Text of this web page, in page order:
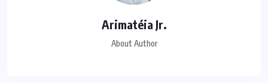
Arimatéia Jr.
About Author